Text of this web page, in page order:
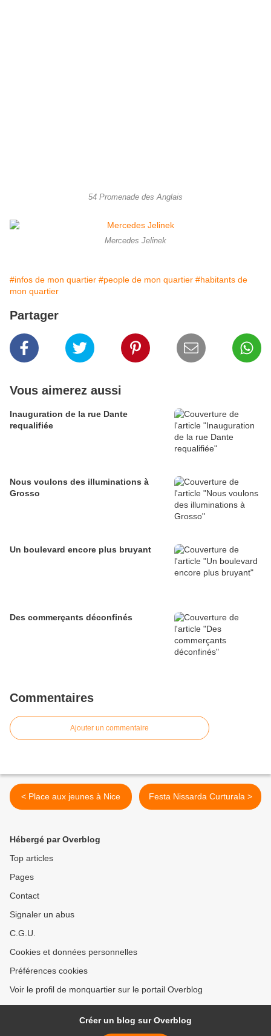
54 Promenade des Anglais
Mercedes Jelinek
#infos de mon quartier #people de mon quartier #habitants de
mon quartier
Partager
Vous aimerez aussi
Inauguration de la rue Dante
requalifiée
Nous voulons des illuminations à
Grosso
Un boulevard encore plus bruyant
Des commerçants déconfinés
Commentaires
Ajouter un commentaire
< Place aux jeunes à Nice Festa Nissarda Curturala >
Hébergé par Overblog
Top articles
Pages
Contact
Signaler un abus
C.G.U.
Cookies et données personnelles
Préférences cookies
Voir le profil de monquartier sur le portail Overblog
Créer un blog sur Overblog